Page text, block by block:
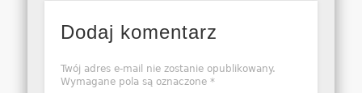
Dodaj komentarz
Twój adres e-mail nie zostanie opublikowany.
Wymagane pola są oznaczone *